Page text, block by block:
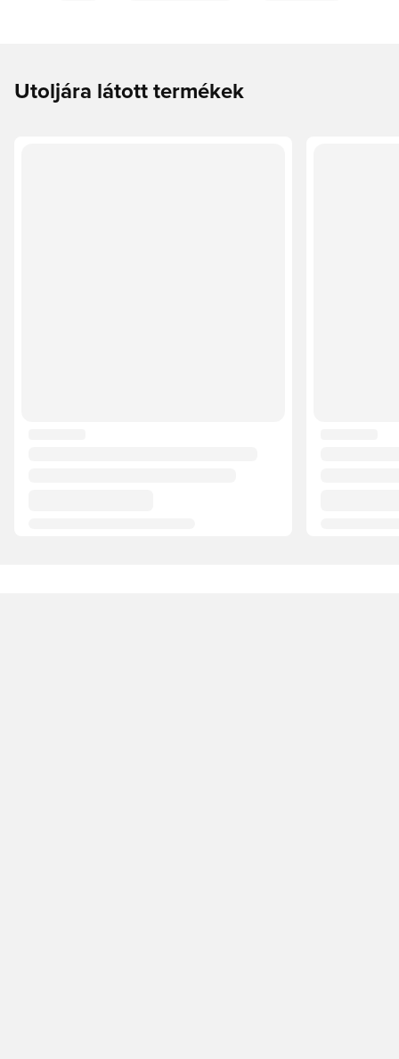
Utoljára látott termékek